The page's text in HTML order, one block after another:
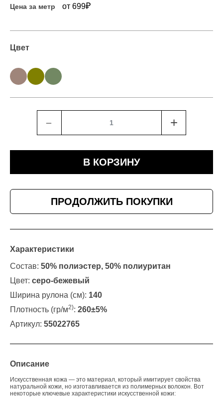
Цена за метр от 699₽
Цвет
﹣ +
В КОРЗИНУ
ПРОДОЛЖИТЬ ПОКУПКИ
Характеристики
Состав: 50% полиэстер, 50% полиуритан
Цвет: серо-бежевый
Ширина рулона (см): 140
Плотность (гр/м2): 260±5%
Артикул: 55022765
Описание
Искусственная кожа — это материал, который имитирует свойства
натуральной кожи, но изготавливается из полимерных волокон. Вот
некоторые ключевые характеристики искусственной кожи: